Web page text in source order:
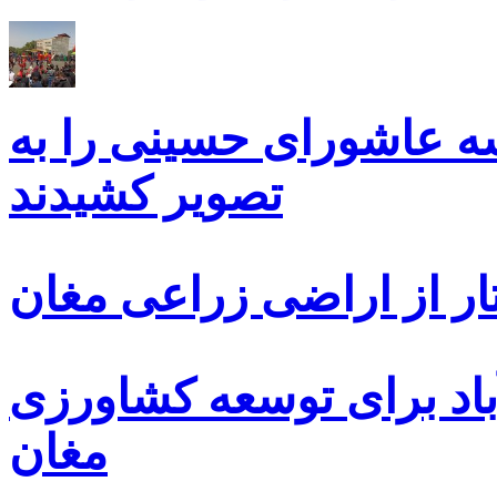
عاشورای حسینی را به
تصویر کشیدند
از اراضی زراعی مغان
برای توسعه کشاورزی
مغان